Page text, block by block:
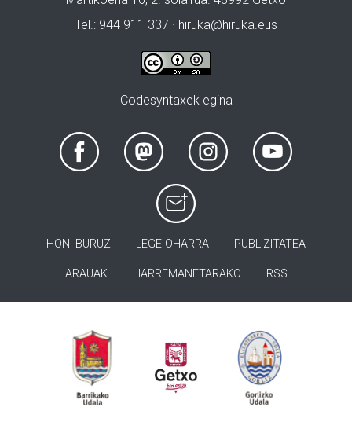
Tel.: 944 911 337 · hiruka@hiruka.eus
Codesyntaxek egina
HONI BURUZ LEGE OHARRA PUBLIZITATEA
ARAUAK HARREMANETARAKO RSS